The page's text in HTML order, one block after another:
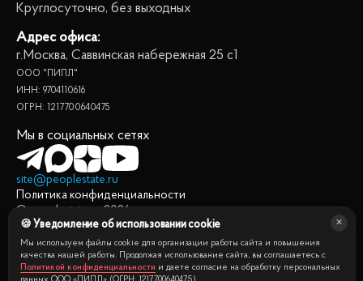
Круглосуточно, без выходных
Адрес офиса:
г.Москва, Саввинская набережная 25 с1
ООО "ПИПЛ"
ИНН: 9704110616
ОГРН: 1217700640475
Мы в социальных сетях
site@peoplestate.ru
Политика конфиденциальности
© peoplestate.ru2026
Представленная на сайте информация, в т.ч. стоимости
квартир, носит информационный характер и не является
публичной офертой. Условия продажи квартиры могут быть
изменены собственником без уведомления.
🍪 Уведомление об использовании cookie
Мы используем файлы cookie для организации работы сайта и повышения
качества нашей работы. Продолжая использование сайта, вы соглашаетесь с
Политикой конфиденциальности и даете согласие на обработку персональных